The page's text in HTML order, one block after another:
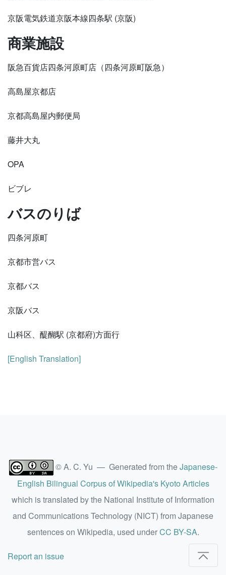
京阪電気鉄道京阪本線四条駅 (京阪)
商業施設
阪急百貨店四条河原町店（四条河原町阪急）
高島屋京都店
京都高島屋内郵便局
藤井大丸
OPA
ビブレ
バスのりば
四条河原町
京都市営バス
京都バス
京阪バス
山科区、醍醐駅 (京都府)方面行
[English Translation]
© A. C. Yu — Generated from theJapanese-
English Bilingual Corpus of Wikipedia's Kyoto Articles
which is translated by the National Institute of Information
and Communications Technology (NICT) from Japanese
sentences on Wikipedia, used underCC BY-SA.
Report an issue